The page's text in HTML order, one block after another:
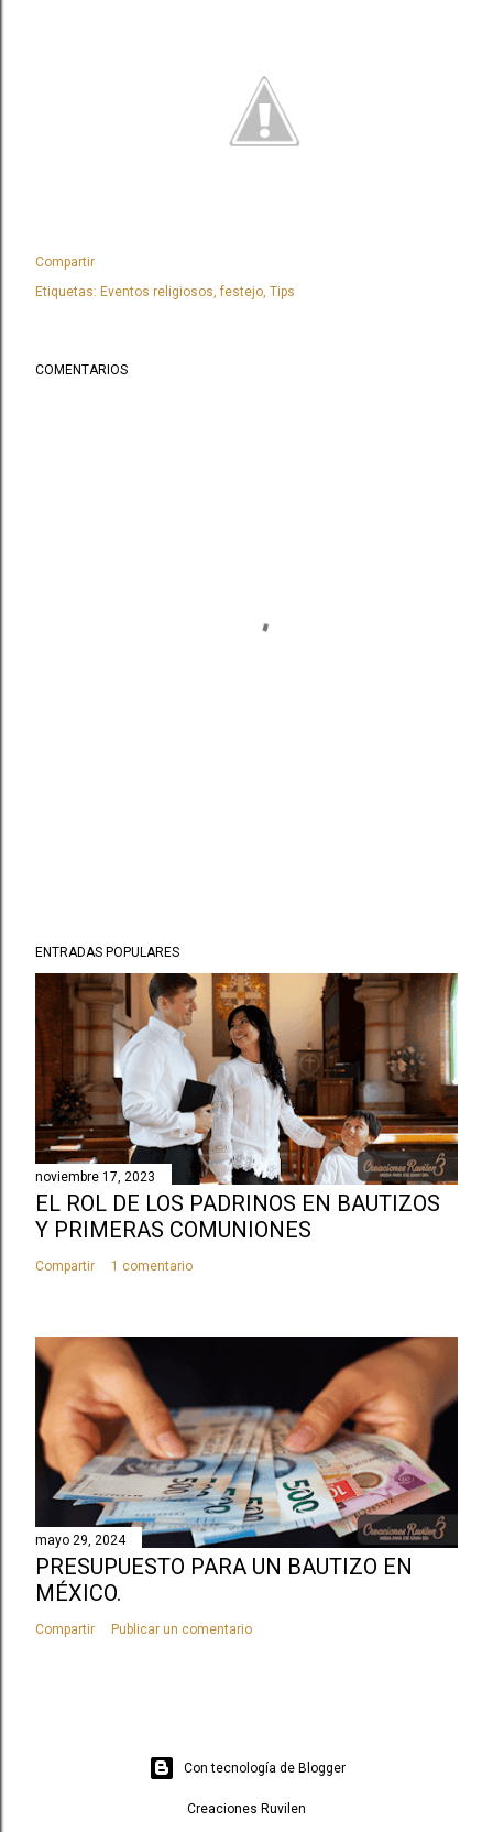
Compartir
Etiquetas: Eventos religiosos festejo Tips
COMENTARIOS
ENTRADAS POPULARES
noviembre 17, 2023
EL ROL DE LOS PADRINOS EN BAUTIZOS
Y PRIMERAS COMUNIONES
Compartir 1 comentario
mayo 29, 2024
PRESUPUESTO PARA UN BAUTIZO EN
MÉXICO.
Compartir Publicar un comentario
Con tecnología de Blogger
Creaciones Ruvilen